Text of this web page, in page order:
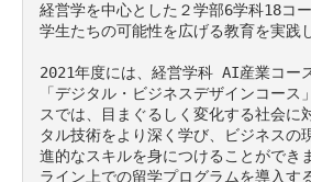
経営学を中心とした２学部6学科18コ
学生たちの可能性を広げる教育を実践
2021年度には、経営学科 AI産業コー
「デジタル・ビジネスデザインコース
スでは、目まぐるしく変化する社会に
タル技術をより深く学び、ビジネスの
進的なスキルを身につけることができ
ライン上での留学プログラムを導入す